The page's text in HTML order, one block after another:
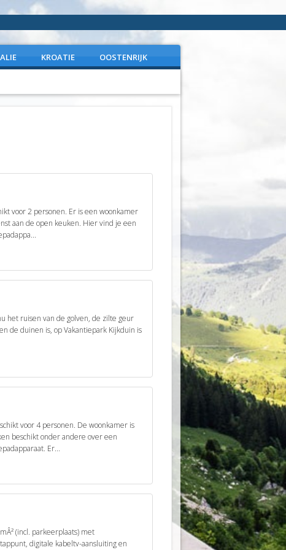
KROATIE OOSTENRIJK
voor 2 personen. Er is een woonkamer
aan de open keuken. Hier vind je een
het ruisen van de golven, de zilte geur
de duinen is, op Vakantiepark Kijkduin is
voor 4 personen. De woonkamer is
beschikt onder andere over een
Er...
(incl. parkeerplaats) met
digitale kabeltv-aansluiting en